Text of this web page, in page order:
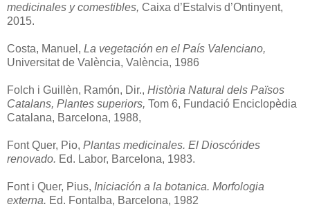
medicinales y comestibles, Caixa d’Estalvis d’Ontinyent,
2015.
Costa, Manuel, La vegetación en el País Valenciano,
Universitat de València, València, 1986
Folch i Guillèn, Ramón, Dir., Història Natural dels Països
Catalans, Plantes superiors, Tom 6, Fundació Enciclopèdia
Catalana, Barcelona, 1988,
Font Quer, Pio, Plantas medicinales. El Dioscórides
renovado. Ed. Labor, Barcelona, 1983.
Font i Quer, Pius, Iniciación a la botanica. Morfologia
externa. Ed. Fontalba, Barcelona, 1982